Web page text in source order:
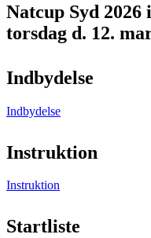
Natcup Syd 2026
torsdag d. 12.
Indbydelse
Indbydelse
Instruktion
Instruktion
Startliste